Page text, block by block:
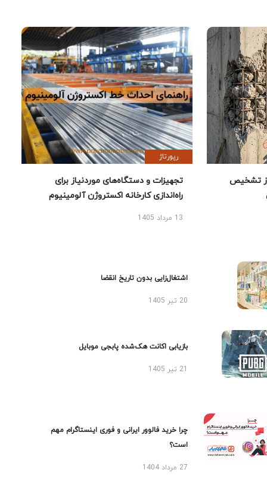
تشخیص
رپورتاژ
تجهیزات و دستگاه‌های موردنیاز برای
راه‌اندازی کارخانه اکستروژن آلومینیوم
13 مرداد 1405
اشتغال‌زایی بدون تاریخ انقضا
20 تیر 1405
بازیابی اکانت هک‌شده پابجی موبایل
چرا خرید فالوور ایرانی و فوری اینستاگرام مهم
است؟
27 مرداد 1404